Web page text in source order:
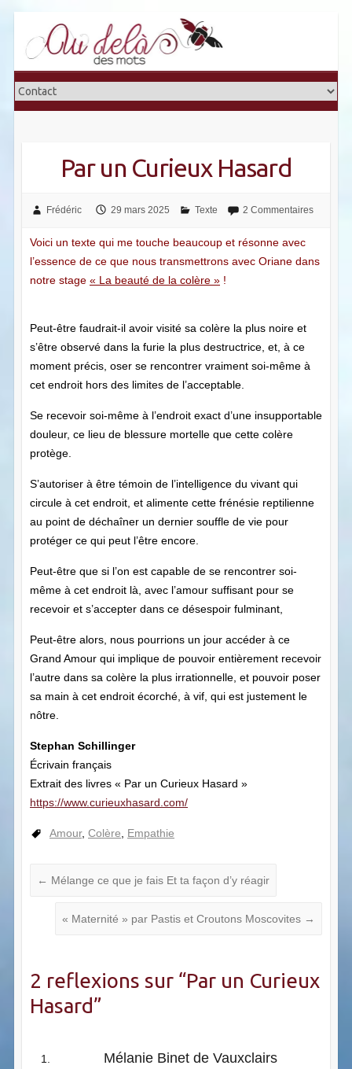
content
Par un Curieux Hasard
Frédéric 29 mars 2025 Texte 2 Commentaires
Voici un texte qui me touche beaucoup et résonne avec
l’essence de ce que nous transmettrons avec Oriane dans
notre stage « La beauté de la colère » !
Peut-être faudrait-il avoir visité sa colère la plus noire et
s’être observé dans la furie la plus destructrice, et, à ce
moment précis, oser se rencontrer vraiment soi-même à
cet endroit hors des limites de l’acceptable.
Se recevoir soi-même à l’endroit exact d’une insupportable
douleur, ce lieu de blessure mortelle que cette colère
protège.
S’autoriser à être témoin de l’intelligence du vivant qui
circule à cet endroit, et alimente cette frénésie reptilienne
au point de déchaîner un dernier souffle de vie pour
protéger ce qui peut l’être encore.
Peut-être que si l’on est capable de se rencontrer soi-
même à cet endroit là, avec l’amour suffisant pour se
recevoir et s’accepter dans ce désespoir fulminant,
Peut-être alors, nous pourrions un jour accéder à ce
Grand Amour qui implique de pouvoir entièrement recevoir
l’autre dans sa colère la plus irrationnelle, et pouvoir poser
sa main à cet endroit écorché, à vif, qui est justement le
nôtre.
Stephan Schillinger
Écrivain français
Extrait des livres « Par un Curieux Hasard »
https://www.curieuxhasard.com/
Amour, Colère, Empathie
← Mélange ce que je fais Et ta façon d’y réagir
« Maternité » par Pastis et Croutons Moscovites →
2 reflexions sur “Par un Curieux
Hasard”
Mélanie Binet de Vauxclairs